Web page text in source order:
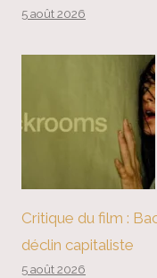
5 août 2026
Critique du film :
déclin capitaliste
5 août 2026